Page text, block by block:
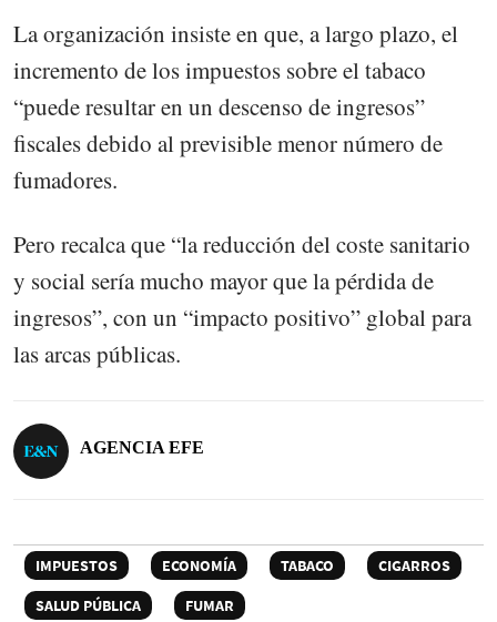
La organización insiste en que, a largo plazo, el
incremento de los impuestos sobre el tabaco
“puede resultar en un descenso de ingresos”
fiscales debido al previsible menor número de
fumadores.
Pero recalca que “la reducción del coste sanitario
y social sería mucho mayor que la pérdida de
ingresos”, con un “impacto positivo” global para
las arcas públicas.
AGENCIA EFE
IMPUESTOS ECONOMÍA TABACO
CIGARROS
SALUD PÚBLICA
FUMAR